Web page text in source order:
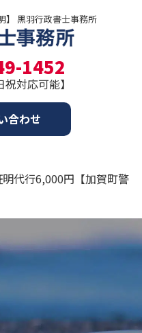
】 黒羽行政書士事務所
1452
対応可能】
合わせ
代行6,000円【加賀町警